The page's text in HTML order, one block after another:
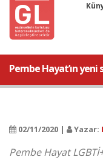
Pembe Hayat’ın
02/11/2020 | Yazar:
Pembe Hayat